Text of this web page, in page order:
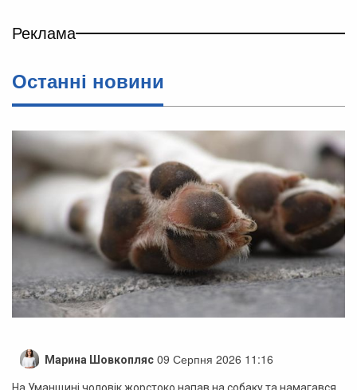
Реклама
Останні новини
Марина Шовкопляс 09 Серпня 2026 11:16